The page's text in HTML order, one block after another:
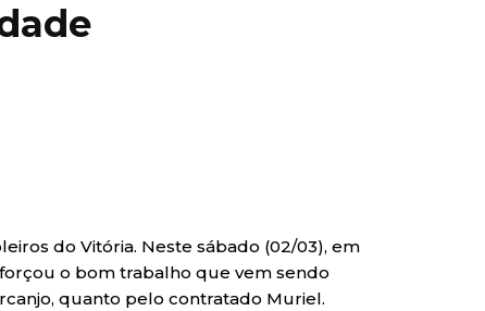
do Vitória. Neste sábado (02/03), em
o bom trabalho que vem sendo
quanto pelo contratado Muriel.